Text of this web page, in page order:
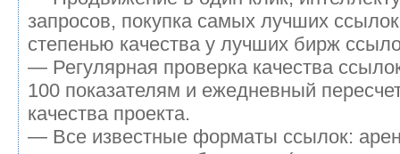
запросов, покупка самых лучших
степенью качества у лучших бирж
— Регулярная проверка качества
100 показателям и ежедневный
качества проекта.
— Все известные форматы ссылок: